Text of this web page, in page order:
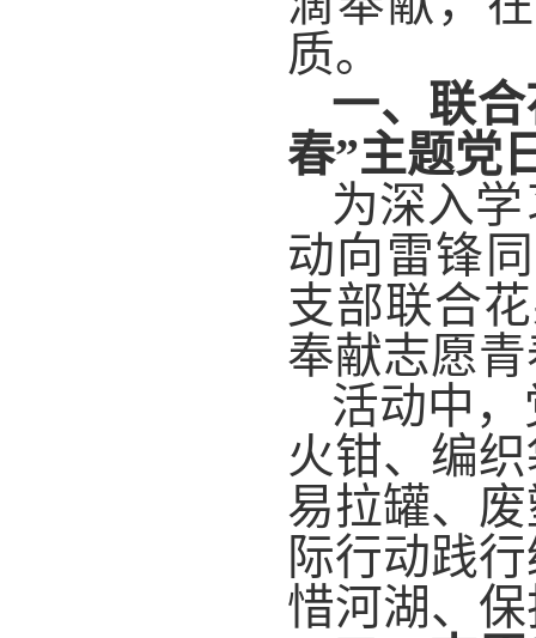
质。
一、联
春”主题党
为深入
动向雷锋
支部联合
奉献志愿
活动中
火钳、编
易拉罐、
际行动践
惜河湖、